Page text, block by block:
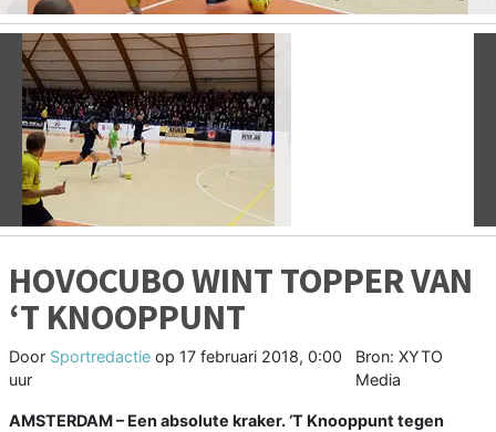
Vorige
HOVOCUBO WINT TOPPER VAN
‘T KNOOPPUNT
Door Sportredactie op 17 februari 2018, 0:00
uur
Bron: XYTO
Media
AMSTERDAM – Een absolute kraker. ‘T Knooppunt tegen